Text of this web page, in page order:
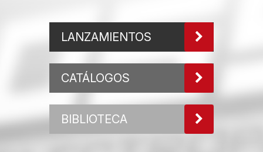
LANZAMIENTOS
CATÁLOGOS
BIBLIOTECA